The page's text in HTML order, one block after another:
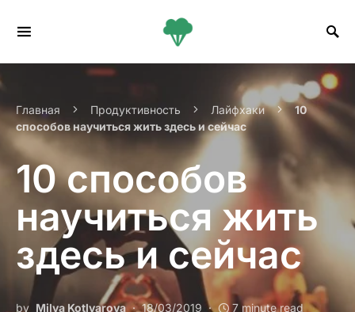
Главная Продуктивность Лайфхаки
10
способов научиться жить здесь и сейчас
10 способов
научиться жить
здесь и сейчас
by Milya Kotlyarova 18/03/2019 7 minute read